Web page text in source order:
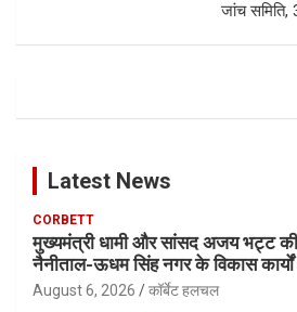
जांच समिति,
Latest News
CORBETT
मुख्यमंत्री धामी और सांसद अजय भट्ट की
नैनीताल-ऊधम सिंह नगर के विकास कार्यों
August 6, 2026 कॉर्बेट हलचल